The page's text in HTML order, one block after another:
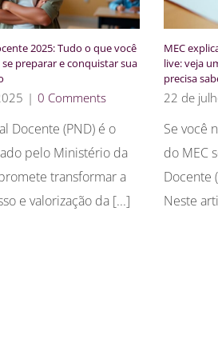
2025: Tudo o que você
preparar e conquistar sua
| 0 Comments
Docente (PND) é o
pelo Ministério da
transformar a
e valorização da [...]
MEC
live: veja
precisa
22 de
Se você
do MEC
Docente
Neste